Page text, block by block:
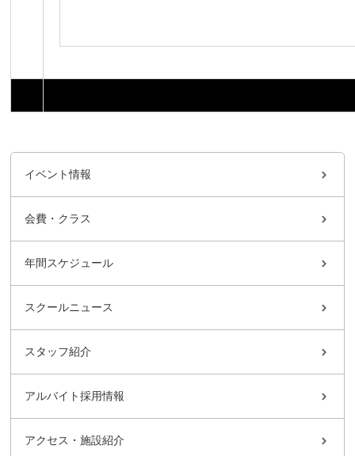
イベント情報
会費・クラス
年間スケジュール
スクールニュース
スタッフ紹介
アルバイト採用情報
アクセス・施設紹介